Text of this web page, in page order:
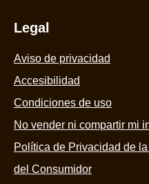
Legal
Aviso de privacidad
Accesibilidad
Condiciones de uso
No vender ni compartir mi
Política de Privacidad de
del Consumidor